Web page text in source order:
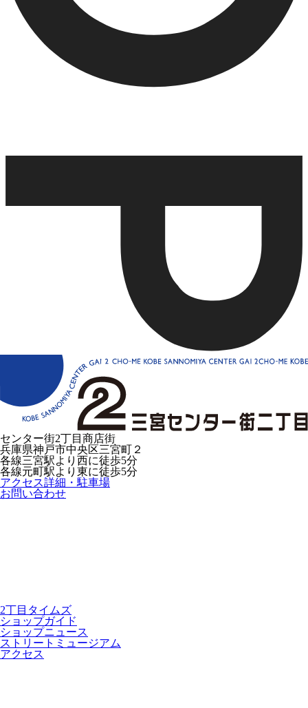
センター街2丁目商店街
兵庫県神戸市中央区三宮町２
各線三宮駅より西に徒歩5分
各線元町駅より東に徒歩5分
アクセス詳細・駐車場
お問い合わせ
2丁目タイムズ
ショップガイド
ショップニュース
ストリートミュージアム
アクセス